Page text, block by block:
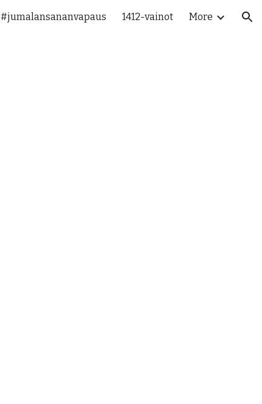
#jumalansananvapaus 1412-vainot More